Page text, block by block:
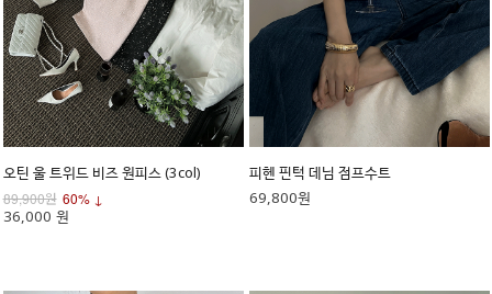
오틴 울 트위드 비즈 원피스 (3col)
89,900원 60% ↓
36,000 원
피헨 핀턱 데님 점프수트
69,800원